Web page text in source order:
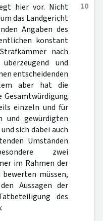
10
hier vor. Nicht
das Landgericht
Angaben des
konstant
nach
und
entscheidenden
aber hat die
Gesamtwürdigung
einzeln und für
und gewürdigten
sich dabei auch
Umständen
zwei
im Rahmen der
müssen,
Aussagen der
des